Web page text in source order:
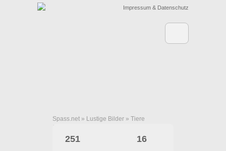
Impressum & Datenschutz
Spass.net » Lustige Bilder » Tiere
Bundesgrenzschutz
251 16